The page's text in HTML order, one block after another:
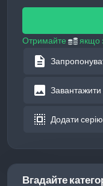
Отримайте
якщо
description
image
select_all Додати серію
Вгадайте